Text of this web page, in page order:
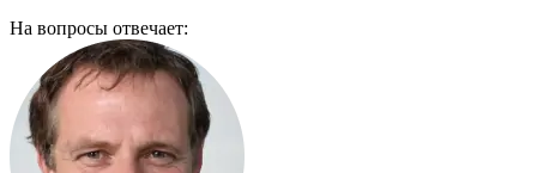
На вопросы отвечает: